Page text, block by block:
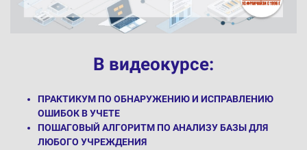
В видеокурсе:
ПРАКТИКУМ ПО ОБНАРУЖЕНИЮ И ИСПРАВЛЕНИЮ
ОШИБОК В УЧЕТЕ
ПОШАГОВЫЙ АЛГОРИТМ ПО АНАЛИЗУ БАЗЫ ДЛЯ
ЛЮБОГО УЧРЕЖДЕНИЯ